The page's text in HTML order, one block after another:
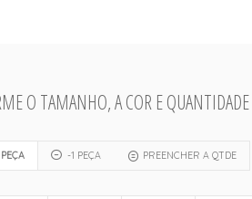
O TAMANHO, A COR E QUANTIDADE
-1 PEÇA PREENCHER A QTDE